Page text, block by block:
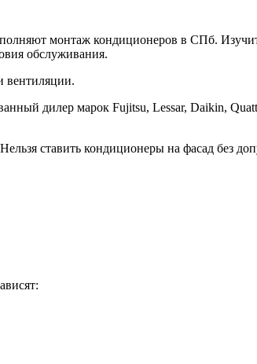
монтаж кондиционеров в СПб.
обслуживания.
вентиляции.
дилер марок Fujitsu, Lessar, Daikin,
ставить кондиционеры на фасад без